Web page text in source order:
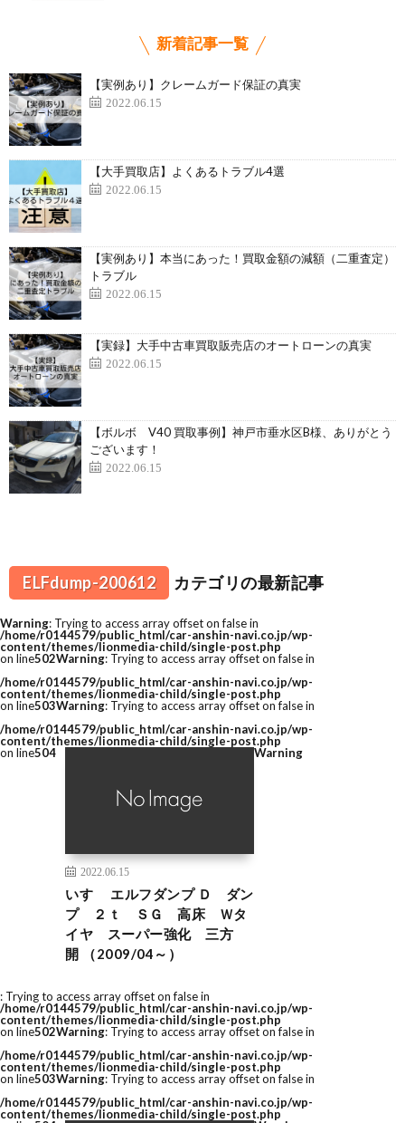
新着記事一覧
【実例あり】クレームガード保証の真実
2022.06.15
【大手買取店】よくあるトラブル4選
2022.06.15
【実例あり】本当にあった！買取金額の減額（二重査定）
トラブル
2022.06.15
【実録】大手中古車買取販売店のオートローンの真実
2022.06.15
【ボルボ V40 買取事例】神戸市垂水区B様、ありがとう
ございます！
2022.06.15
ELFdump-200612 カテゴリの最新記事
Warning: Trying to access array offset on false in
/home/r0144579/public_html/car-anshin-navi.co.jp/wp-
content/themes/lionmedia-child/single-post.php
on line502Warning: Trying to access array offset on false in
/home/r0144579/public_html/car-anshin-navi.co.jp/wp-
content/themes/lionmedia-child/single-post.php
on line503Warning: Trying to access array offset on false in
/home/r0144579/public_html/car-anshin-navi.co.jp/wp-
content/themes/lionmedia-child/single-post.php
on line504
2022.06.15
いすゞ エルフダンプ Ｄ ダン
プ ２ｔ ＳＧ 高床 Ｗタ
イヤ スーパー強化 三方
開 （2009/04～）
Warning
: Trying to access array offset on false in
/home/r0144579/public_html/car-anshin-navi.co.jp/wp-
content/themes/lionmedia-child/single-post.php
on line502Warning: Trying to access array offset on false in
/home/r0144579/public_html/car-anshin-navi.co.jp/wp-
content/themes/lionmedia-child/single-post.php
on line503Warning: Trying to access array offset on false in
/home/r0144579/public_html/car-anshin-navi.co.jp/wp-
content/themes/lionmedia-child/single-post.php